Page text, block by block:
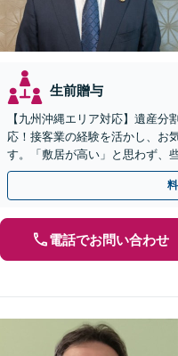
生前贈与
【九州沖縄エリア対応】遺産
応！接客業の経験を活かし、お
す。「敷居が高い」と思わず、
い【初回相談無料】【夜間・休
電話でお問い合わせ